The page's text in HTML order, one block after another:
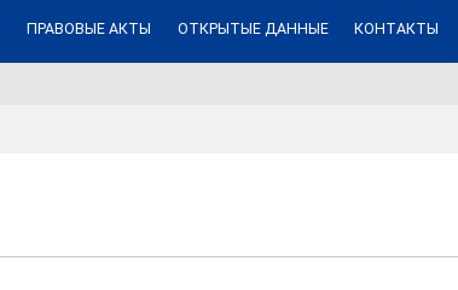
ПРАВОВЫЕ АКТЫ ОТКРЫТЫЕ ДАННЫЕ КОНТАКТЫ